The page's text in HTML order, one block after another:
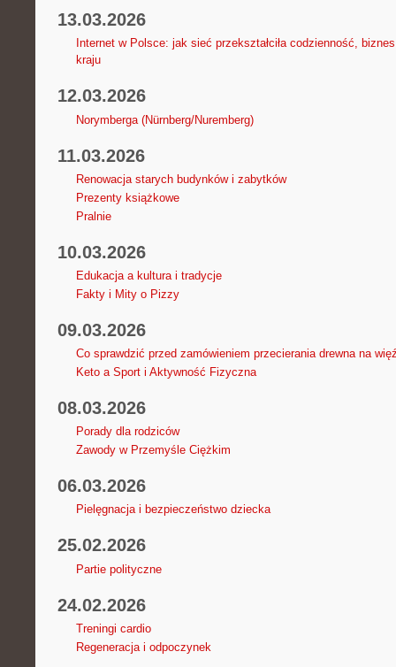
13.03.2026
Internet w Polsce: jak sieć przekształciła codzienność,
kraju
12.03.2026
Norymberga (Nürnberg/Nuremberg)
11.03.2026
Renowacja starych budynków i zabytków
Prezenty książkowe
Pralnie
10.03.2026
Edukacja a kultura i tradycje
Fakty i Mity o Pizzy
09.03.2026
Co sprawdzić przed zamówieniem przecierania drewna na
Keto a Sport i Aktywność Fizyczna
08.03.2026
Porady dla rodziców
Zawody w Przemyśle Ciężkim
06.03.2026
Pielęgnacja i bezpieczeństwo dziecka
25.02.2026
Partie polityczne
24.02.2026
Treningi cardio
Regeneracja i odpoczynek